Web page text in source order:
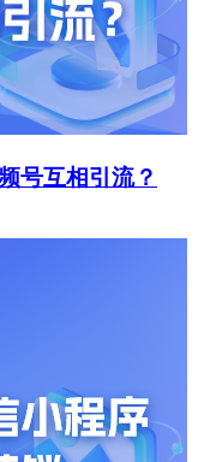
号互相引流？